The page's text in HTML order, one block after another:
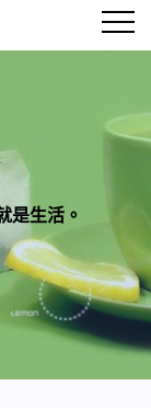
是生活。